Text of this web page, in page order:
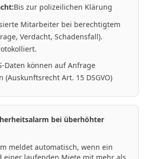
Bis zur polizeilichen Klärung
Mitarbeiter bei berechtigtem
Verdacht, Schadensfall).
Daten können auf Anfrage
(Auskunftsrecht Art. 15 DSGVO)
bei überhöhter
meldet automatisch, wenn ein